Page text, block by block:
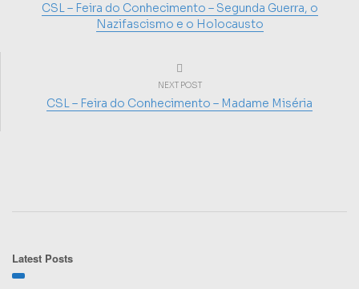
CSL – Feira do Conhecimento – Segunda Guerra, o
Nazifascismo e o Holocausto
NEXT POST
CSL – Feira do Conhecimento – Madame Miséria
Latest Posts